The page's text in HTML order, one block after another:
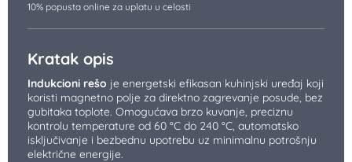
10% popusta online za uplatu u celosti
Kratak opis
Indukcioni rešo je energetski efikasan kuhinjski uređaj koji
koristi magnetno polje za direktno zagrevanje posude, bez
gubitaka toplote. Omogućava brzo kuvanje, preciznu
kontrolu temperature od 60 °C do 240 °C, automatsko
isključivanje i bezbednu upotrebu uz minimalnu potrošnju
električne energije.